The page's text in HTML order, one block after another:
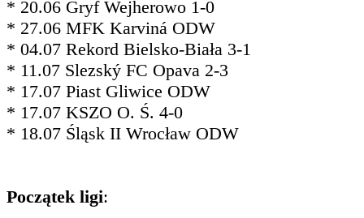
* 20.06 Gryf Wejherowo 1-0
* 27.06 MFK Karviná ODW
* 04.07 Rekord Bielsko-Biała 3-1
* 11.07 Slezský FC Opava 2-3
* 17.07 Piast Gliwice ODW
* 17.07 KSZO O. Ś. 4-0
* 18.07 Śląsk II Wrocław ODW
Początek ligi: